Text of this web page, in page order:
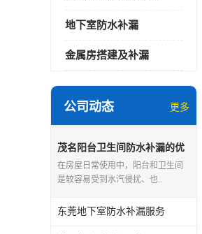
地下室防水补漏
金属房搭建及补漏
公司动态 更多
茂名阳台卫生间防水补漏的优
点和缺点
在房屋日常使用中，阳台和卫生间
是较容易受到水汽侵扰、也..
东莞地下室防水补漏服务